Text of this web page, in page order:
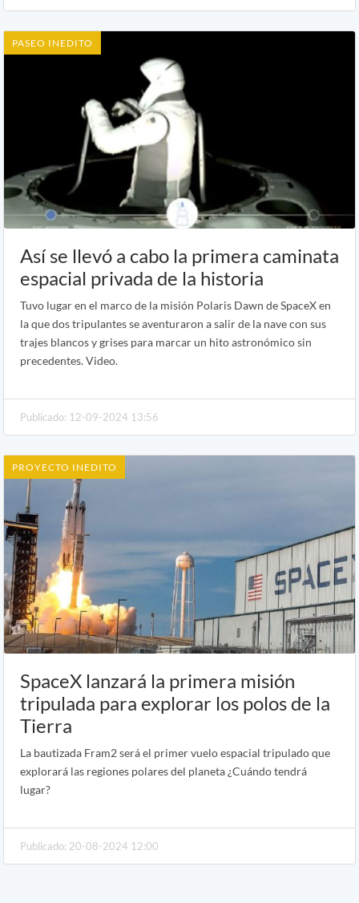
PASEO INEDITO
Así se llevó a cabo la primera caminata
espacial privada de la historia
Tuvo lugar en el marco de la misión Polaris Dawn de SpaceX en
la que dos tripulantes se aventuraron a salir de la nave con sus
trajes blancos y grises para marcar un hito astronómico sin
precedentes. Video.
Publicado: 12-09-2024 13:56
PROYECTO INEDITO
SpaceX lanzará la primera misión
tripulada para explorar los polos de la
Tierra
La bautizada Fram2 será el primer vuelo espacial tripulado que
explorará las regiones polares del planeta ¿Cuándo tendrá
lugar?
Publicado: 20-08-2024 12:00